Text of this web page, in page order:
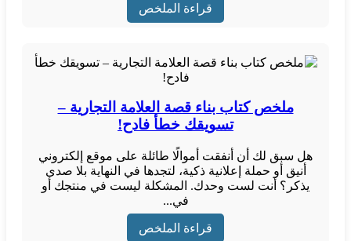
قراءة الملخص
ملخص كتاب بناء قصة العلامة التجارية –
تسويقك خطأ فادح!
هل سبق لك أن أنفقت أموالًا طائلة على موقع إلكتروني
أنيق أو حملة إعلانية ذكية، لتجدها في النهاية بلا صدى
يذكر؟ أنت لست وحدك. المشكلة ليست في منتجك أو
في...
قراءة الملخص